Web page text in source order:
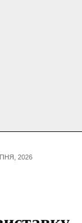
2026